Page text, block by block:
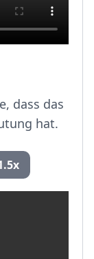
dass das
hat.